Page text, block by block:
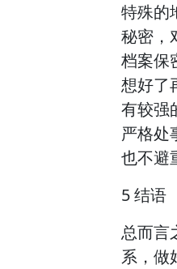
特殊的
秘密，
档案保
想好了
有较强
严格处
也不避
5 结语
总而言
系，做